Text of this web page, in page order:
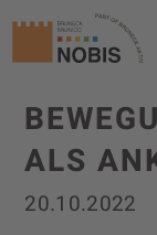
ALS
20.10.2022